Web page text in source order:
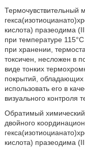
Термочувствительный
кислота) празеодима
при температуре
при хранении,
токсичен, несложен в
виде тонких
покрытий, обладающих
использовать его в
визуального контроля
Обратимый
двойного
кислота) празеодима